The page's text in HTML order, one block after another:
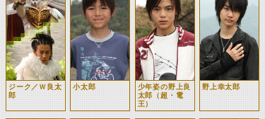
ジーク／Ｗ良太
郎
小太郎
少年姿の野上良
太郎（超・電
王）
野上幸太郎